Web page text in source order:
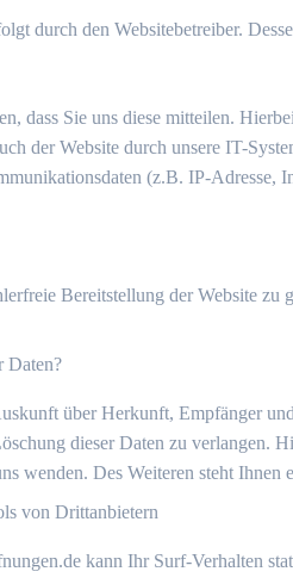
durch den Websitebetreiber.
dass Sie uns diese mitteilen.
der Website durch unsere IT-
(z.B. IP-Adresse,
Bereitstellung der Website
Daten?
über Herkunft, Empfänger
dieser Daten zu verlangen.
wenden. Des Weiteren steht
von Drittanbietern
kann Ihr Surf-Verhalten